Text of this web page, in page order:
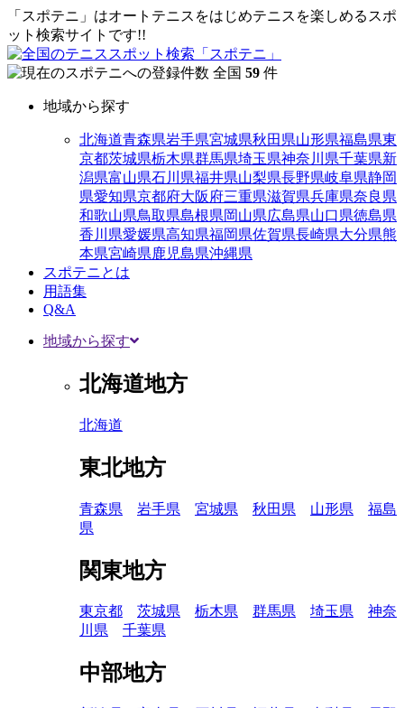
「スポテニ」はオートテニスをはじめテニスを楽しめるスポ
ット検索サイトです!!
全国 59 件
地域から探す
北海道青森県岩手県宮城県秋田県山形県福島県東
京都茨城県栃木県群馬県埼玉県神奈川県千葉県新
潟県富山県石川県福井県山梨県長野県岐阜県静岡
県愛知県京都府大阪府三重県滋賀県兵庫県奈良県
和歌山県鳥取県島根県岡山県広島県山口県徳島県
香川県愛媛県高知県福岡県佐賀県長崎県大分県熊
本県宮崎県鹿児島県沖縄県
スポテニとは
用語集
Q&A
地域から探す
北海道地方
北海道
東北地方
青森県 岩手県 宮城県 秋田県 山形県
福島
県
関東地方
東京都 茨城県 栃木県 群馬県 埼玉県
神奈
川県
千葉県
中部地方